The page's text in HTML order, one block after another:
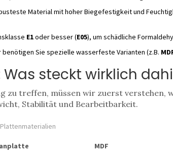
Material mit hoher Biegefestigkeit und
E1oder besser (E05), um schädliche
Sie spezielle wasserfeste Varianten (z.B.
Was steckt wirklich
zu treffen, müssen wir zuerst verstehen,
Stabilität und Bearbeitbarkeit.
MDF